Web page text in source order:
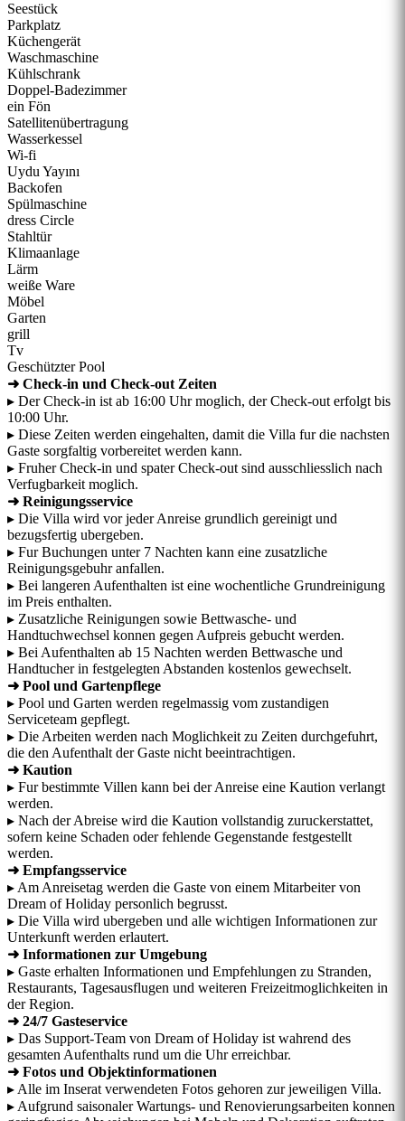
Seestück
Parkplatz
Küchengerät
Waschmaschine
Kühlschrank
Doppel-Badezimmer
ein Fön
Satellitenübertragung
Wasserkessel
Wi-fi
Uydu Yayını
Backofen
Spülmaschine
dress Circle
Stahltür
Klimaanlage
Lärm
weiße Ware
Möbel
Garten
grill
Tv
Geschützter Pool
➜ Check-in und Check-out Zeiten
▸ Der Check-in ist ab 16:00 Uhr moglich, der Check-out erfolgt bis
10:00 Uhr.
▸ Diese Zeiten werden eingehalten, damit die Villa fur die nachsten
Gaste sorgfaltig vorbereitet werden kann.
▸ Fruher Check-in und spater Check-out sind ausschliesslich nach
Verfugbarkeit moglich.
➜ Reinigungsservice
▸ Die Villa wird vor jeder Anreise grundlich gereinigt und
bezugsfertig ubergeben.
▸ Fur Buchungen unter 7 Nachten kann eine zusatzliche
Reinigungsgebuhr anfallen.
▸ Bei langeren Aufenthalten ist eine wochentliche Grundreinigung
im Preis enthalten.
▸ Zusatzliche Reinigungen sowie Bettwasche- und
Handtuchwechsel konnen gegen Aufpreis gebucht werden.
▸ Bei Aufenthalten ab 15 Nachten werden Bettwasche und
Handtucher in festgelegten Abstanden kostenlos gewechselt.
➜ Pool und Gartenpflege
▸ Pool und Garten werden regelmassig vom zustandigen
Serviceteam gepflegt.
▸ Die Arbeiten werden nach Moglichkeit zu Zeiten durchgefuhrt,
die den Aufenthalt der Gaste nicht beeintrachtigen.
➜ Kaution
▸ Fur bestimmte Villen kann bei der Anreise eine Kaution verlangt
werden.
▸ Nach der Abreise wird die Kaution vollstandig zuruckerstattet,
sofern keine Schaden oder fehlende Gegenstande festgestellt
werden.
➜ Empfangsservice
▸ Am Anreisetag werden die Gaste von einem Mitarbeiter von
Dream of Holiday personlich begrusst.
▸ Die Villa wird ubergeben und alle wichtigen Informationen zur
Unterkunft werden erlautert.
➜ Informationen zur Umgebung
▸ Gaste erhalten Informationen und Empfehlungen zu Stranden,
Restaurants, Tagesausflugen und weiteren Freizeitmoglichkeiten in
der Region.
➜ 24/7 Gasteservice
▸ Das Support-Team von Dream of Holiday ist wahrend des
gesamten Aufenthalts rund um die Uhr erreichbar.
➜ Fotos und Objektinformationen
▸ Alle im Inserat verwendeten Fotos gehoren zur jeweiligen Villa.
▸ Aufgrund saisonaler Wartungs- und Renovierungsarbeiten konnen